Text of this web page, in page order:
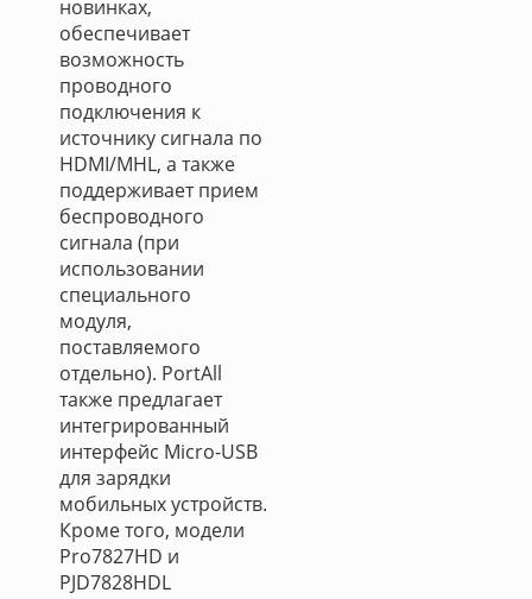
новинках,
обеспечивает
возможность
проводного
подключения к
источнику сигнала по
HDMI/MHL, а также
поддерживает прием
беспроводного
сигнала (при
использовании
специального
модуля,
поставляемого
отдельно). PortAll
также предлагает
интегрированный
интерфейс Micro-USB
для зарядки
мобильных устройств.
Кроме того, модели
Pro7827HD и
PJD7828HDL